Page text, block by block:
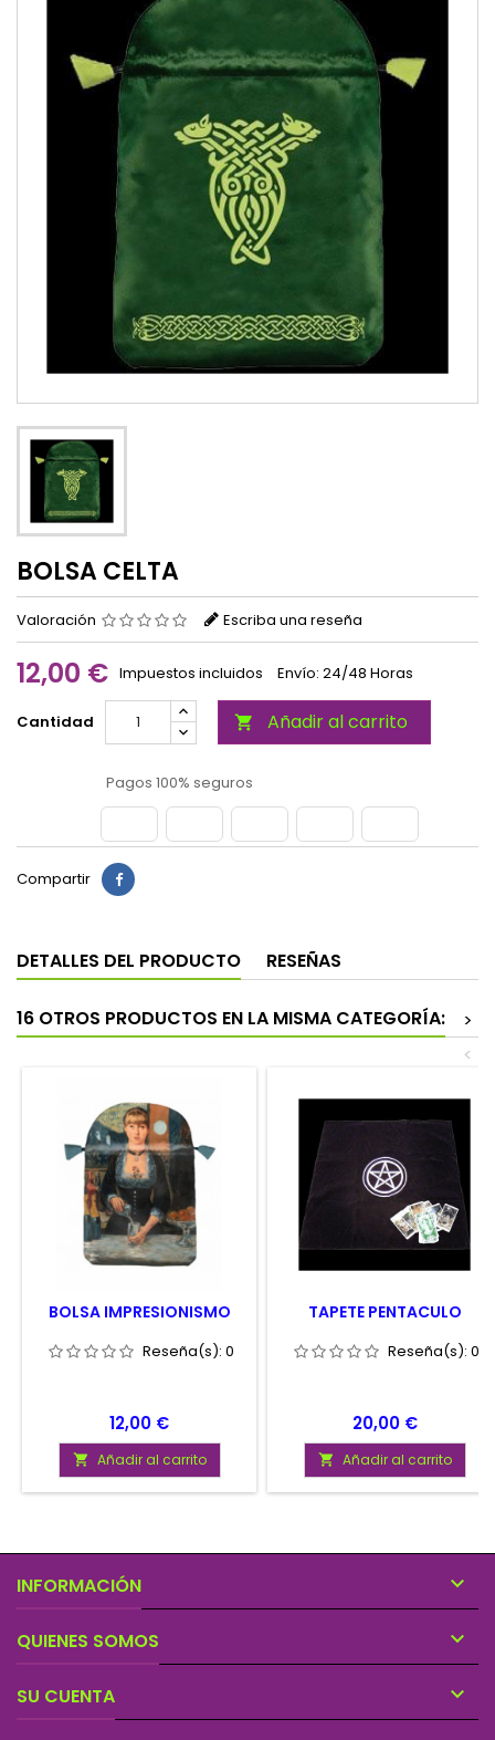
BOLSA CELTA
Valoración Escriba una reseña
12,00 € Impuestos incluidos Envío: 24/48 Horas
Cantidad  Añadir al carrito
Pagos 100% seguros
Compartir
DETALLES DEL PRODUCTO RESEÑAS
16 OTROS PRODUCTOS EN LA MISMA CATEGORÍA:
>
<
BOLSA IMPRESIONISMO
Reseña(s): 0
Precio
12,00 €
 Añadir al carrito
TAPETE PENTACULO
Reseña(s): 0
Precio
20,00 €
 Añadir al carrito
INFORMACIÓN 
QUIENES SOMOS 
SU CUENTA 